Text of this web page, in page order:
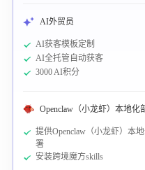
AI外贸员
AI获客模板定制
AI全托管自动获客
3000 AI积分
Openclaw（小龙虾）本地化
提供Openclaw（小龙虾）本
署
安装跨境魔方skills